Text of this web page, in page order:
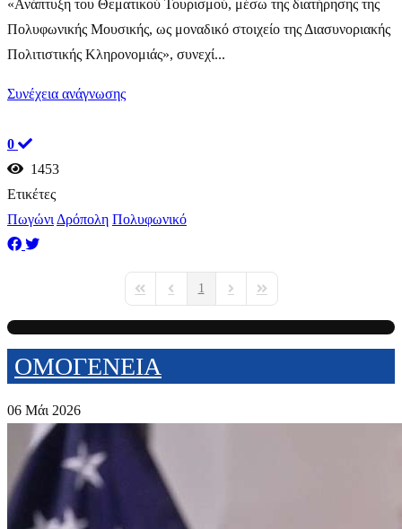
«Ανάπτυξη του Θεματικού Τουρισμού, μέσω της διατήρησης της
Πολυφωνικής Μουσικής, ως μοναδικό στοιχείο της Διασυνοριακής
Πολιτιστικής Κληρονομιάς», συνεχί...
Συνέχεια ανάγνωσης
0
1453
Ετικέτες
Πωγώνι Δρόπολη Πολυφωνικό
First PagePrevious Page
1
Next PageLast Page
ΟΜΟΓΕΝΕΙΑ
06 Μάι 2026